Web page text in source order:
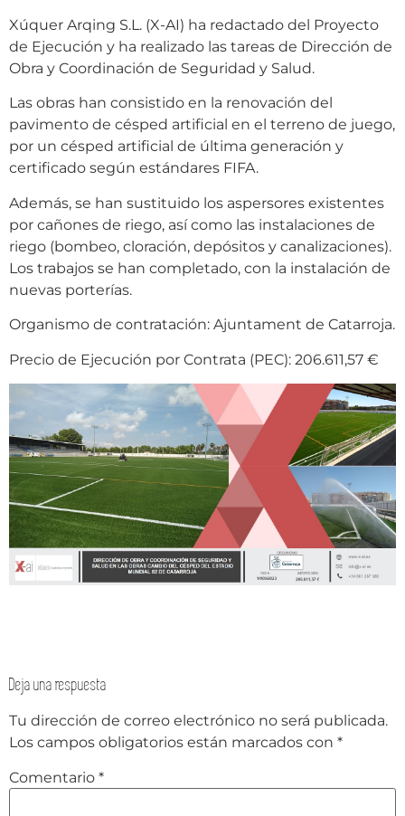
Xúquer Arqing S.L. (X-AI) ha redactado del Proyecto
de Ejecución y ha realizado las tareas de Dirección de
Obra y Coordinación de Seguridad y Salud.
Las obras han consistido en la renovación del
pavimento de césped artificial en el terreno de juego,
por un césped artificial de última generación y
certificado según estándares FIFA.
Además, se han sustituido los aspersores existentes
por cañones de riego, así como las instalaciones de
riego (bombeo, cloración, depósitos y canalizaciones).
Los trabajos se han completado, con la instalación de
nuevas porterías.
Organismo de contratación: Ajuntament de Catarroja.
Precio de Ejecución por Contrata (PEC): 206.611,57 €
Deja una respuesta
Tu dirección de correo electrónico no será publicada.
Los campos obligatorios están marcados con *
Comentario *